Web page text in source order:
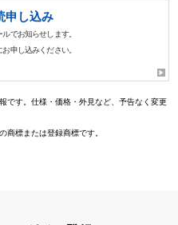
申し込み
でお知らせします。
申し込みください。
です。仕様・価格・外見など、予告なく変更
商標または登録商標です。